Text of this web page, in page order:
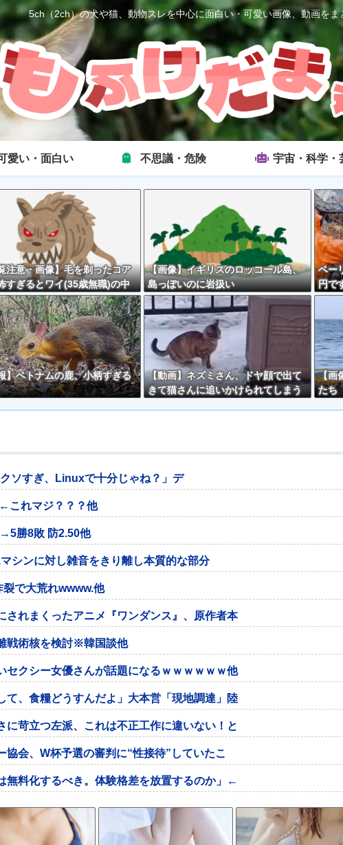
5ch（2ch）の犬や猫、動物スレを中心に面白い・可愛い画像、動画を
愛い・面白い 不思議・危険 宇宙・科学・
注意・画像】毛を剃ったコア
すぎるとワイ(35歳無職)の中
に
【画像】イギリスのロッコール島、
島っぽいのに岩扱い
ベー
円で
外と
】ベトナムの鹿、小柄すぎる
【動画】ネズミさん、ドヤ顔で出て
きて猫さんに追いかけられてしまう
【画
たち
ソすぎ、Linuxで十分じゃね？」デ
これマジ？？？他
勝8敗 防2.50他
シンに対し雑音をきり離し本質的な部分
裂で大荒れwwww.他
されまくったアニメ『ワンダンス』、原作者本
戦術核を検討※韓国談他
セクシー女優さんが話題になるｗｗｗｗｗｗ他
て、食糧どうすんだよ」大本営「現地調達」陸
に苛立つ左派、これは不正工作に違いない！と
協会、W杯予選の審判に“性接待”していたこ
無料化するべき。体験格差を放置するのか」←